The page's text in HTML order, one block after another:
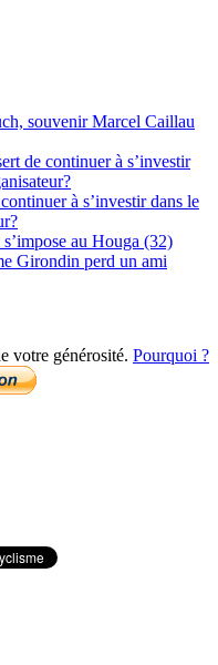
souvenir Marcel Caillau
de continuer à s’investir
à s’investir dans le
au Houga (32)
Girondin perd un ami
votre générosité. Pourquoi ?